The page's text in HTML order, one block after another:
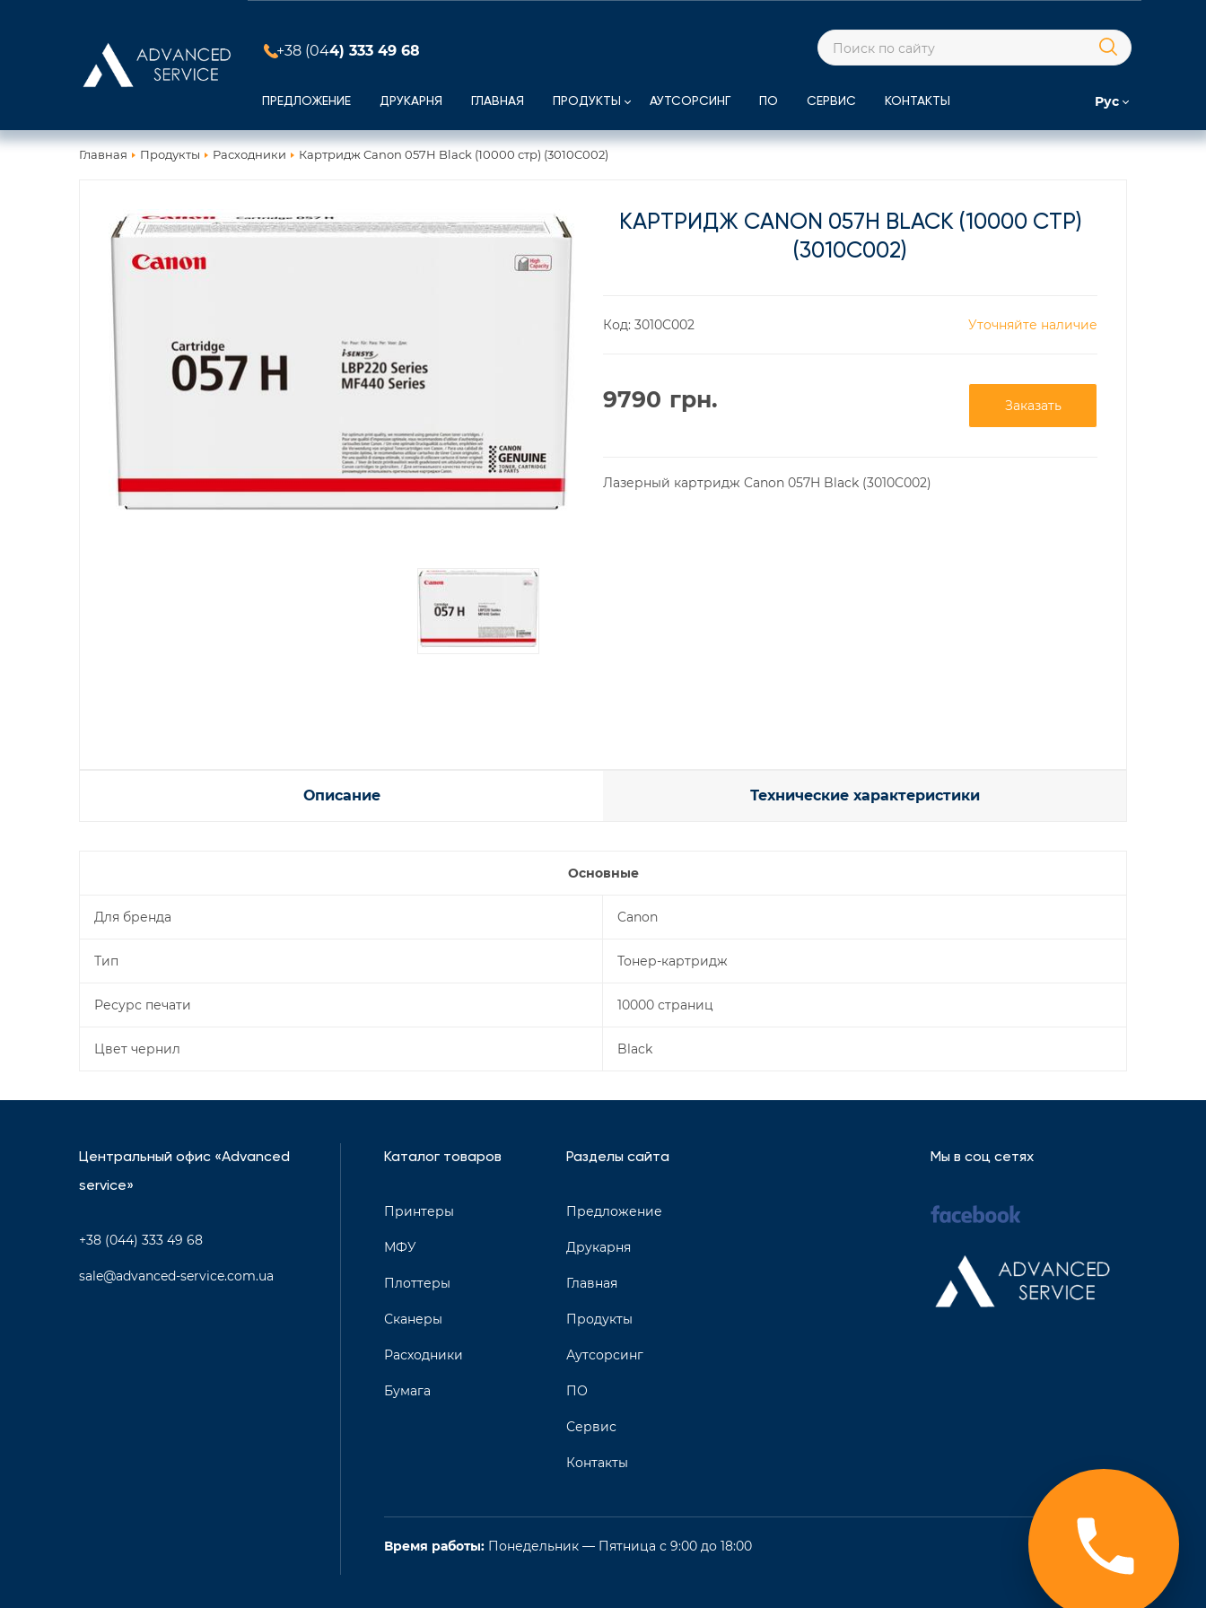
+38 (044) 333 49 68
ПРЕДЛОЖЕНИЕ ДРУКАРНЯ ГЛАВНАЯ ПРОДУКТЫ АУТСОРСИНГ ПО СЕРВИС КОНТАКТЫ Рус
Главная Продукты Расходники Картридж Canon 057H Black (10000 стр) (3010C002)
КАРТРИДЖ CANON 057H BLACK (10000 СТР)
(3010C002)
Код: 3010C002 Уточняйте наличие
9790 грн. Заказать
Лазерный картридж Canon 057H Black (3010C002)
Описание Технические характеристики
Основные
Для бренда Canon
Тип Тонер-картридж
Ресурс печати 10000 страниц
Цвет чернил Black
Центральный офис «Advanced
service»
+38 (044) 333 49 68
sale@advanced-service.com.ua
Каталог товаров
Принтеры
МФУ
Плоттеры
Сканеры
Расходники
Бумага
Разделы сайта
Предложение
Друкарня
Главная
Продукты
Аутсорсинг
ПО
Сервис
Контакты
Мы в соц сетях
Время работы: Понедельник — Пятница с 9:00 до 18:00